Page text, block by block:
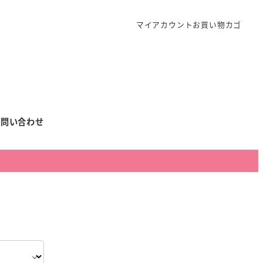
マイアカウントお買い物カゴ
い合わせ